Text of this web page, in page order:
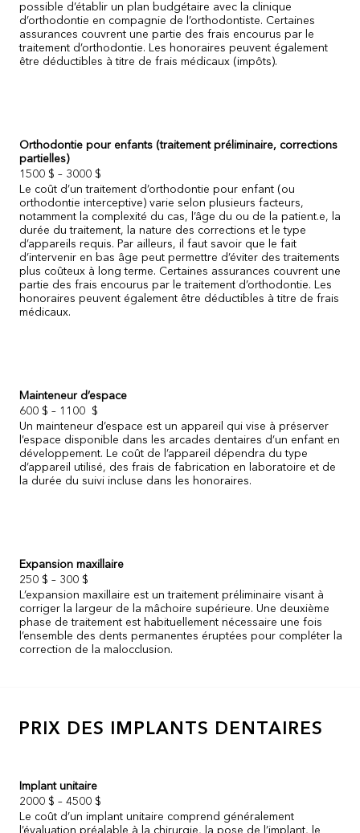
possible d’établir un plan budgétaire avec la clinique
d’orthodontie en compagnie de l’orthodontiste. Certaines
assurances couvrent une partie des frais encourus par le
traitement d’orthodontie. Les honoraires peuvent également
être déductibles à titre de frais médicaux (impôts).
Orthodontie pour enfants (traitement préliminaire, corrections
partielles)
1500 $ – 3000 $
Le coût d’un traitement d’orthodontie pour enfant (ou
orthodontie interceptive) varie selon plusieurs facteurs,
notamment la complexité du cas, l’âge du ou de la patient.e, la
durée du traitement, la nature des corrections et le type
d’appareils requis. Par ailleurs, il faut savoir que le fait
d’intervenir en bas âge peut permettre d’éviter des traitements
plus coûteux à long terme. Certaines assurances couvrent une
partie des frais encourus par le traitement d’orthodontie. Les
honoraires peuvent également être déductibles à titre de frais
médicaux.
Mainteneur d’espace
600 $ – 1100 $
Un mainteneur d’espace est un appareil qui vise à préserver
l’espace disponible dans les arcades dentaires d’un enfant en
développement. Le coût de l’appareil dépendra du type
d’appareil utilisé, des frais de fabrication en laboratoire et de
la durée du suivi incluse dans les honoraires.
Expansion maxillaire
250 $ – 300 $
L’expansion maxillaire est un traitement préliminaire visant à
corriger la largeur de la mâchoire supérieure. Une deuxième
phase de traitement est habituellement nécessaire une fois
l’ensemble des dents permanentes éruptées pour compléter la
correction de la malocclusion.
PRIX DES IMPLANTS DENTAIRES
Implant unitaire
2000 $ – 4500 $
Le coût d’un implant unitaire comprend généralement
l’évaluation préalable à la chirurgie, la pose de l’implant, le